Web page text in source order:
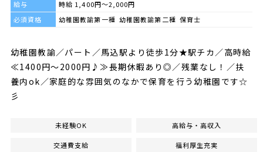
給与
時給 1,400円～2,000円
必須資格
幼稚園教諭第一種 幼稚園教諭第二種 保育士
幼稚園教諭／パート／馬込駅より徒歩1分★駅チカ／高時給
≪1400円～2000円♪≫長期休暇あり◎／残業なし！／扶
養内ok／家庭的な雰囲気のなかで保育を行う幼稚園です☆
彡
未経験OK 高給与・高収入
交通費支給 福利厚生充実